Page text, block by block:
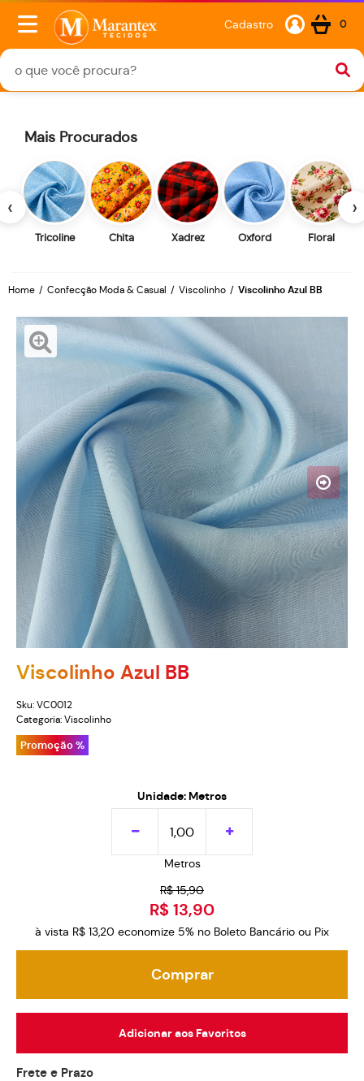
Cadastro 0
‹
Mais Procurados
Tricoline Chita Xadrez Oxford Floral
›
Home Confecção Moda & Casual Viscolinho Viscolinho Azul BB
Viscolinho Azul BB
Sku: VC0012
Categoria: Viscolinho
Promoção %
Unidade: Metros
Metros
R$ 15,90
R$ 13,90
à vista R$ 13,20 economize 5% no Boleto Bancário ou Pix
Comprar
Adicionar aos Favoritos
Frete e Prazo